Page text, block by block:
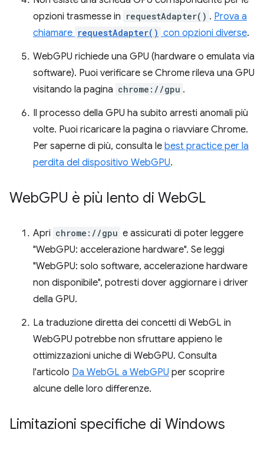
opzioni trasmesse in requestAdapter() . Prova a
chiamare requestAdapter() con opzioni diverse.
WebGPU richiede una GPU (hardware o emulata via
software). Puoi verificare se Chrome rileva una GPU
visitando la pagina chrome://gpu .
Il processo della GPU ha subito arresti anomali più
volte. Puoi ricaricare la pagina o riavviare Chrome.
Per saperne di più, consulta le best practice per la
perdita del dispositivo WebGPU.
WebGPU è più lento di WebGL
Apri chrome://gpu e assicurati di poter leggere
"WebGPU: accelerazione hardware". Se leggi
"WebGPU: solo software, accelerazione hardware
non disponibile", potresti dover aggiornare i driver
della GPU.
La traduzione diretta dei concetti di WebGL in
WebGPU potrebbe non sfruttare appieno le
ottimizzazioni uniche di WebGPU. Consulta
l'articolo Da WebGL a WebGPU per scoprire
alcune delle loro differenze.
Limitazioni specifiche di Windows